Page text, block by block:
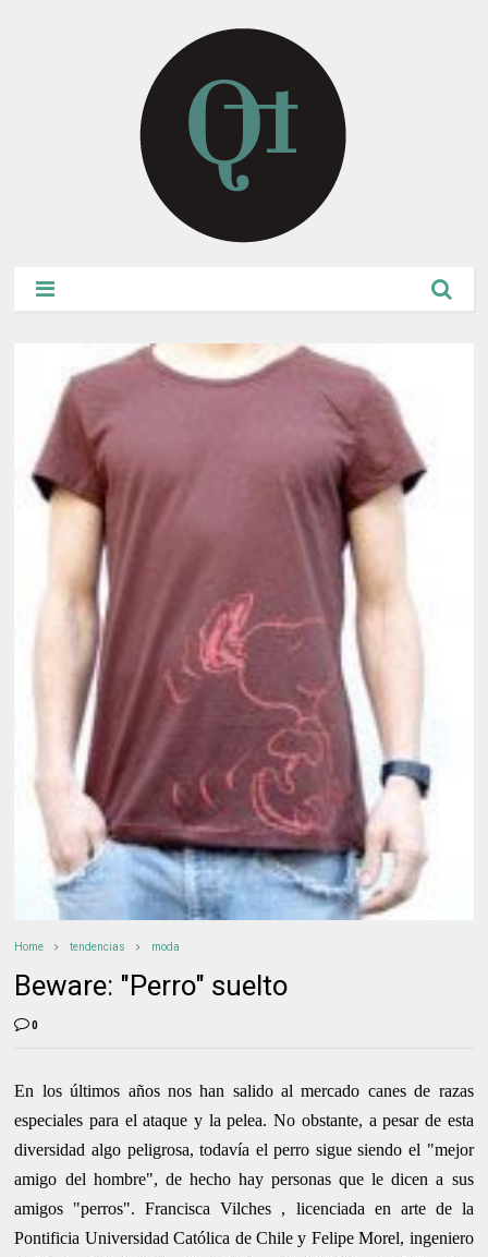
Home tendencias moda
Beware: "Perro" suelto
0
En los últimos años nos han salido al mercado canes de razas
especiales para el ataque y la pelea. No obstante, a pesar de esta
diversidad algo peligrosa, todavía el perro sigue siendo el "mejor
amigo del hombre", de hecho hay personas que le dicen a sus
amigos "perros". Francisca Vilches , licenciada en arte de la
Pontificia Universidad Católica de Chile y Felipe Morel, ingeniero